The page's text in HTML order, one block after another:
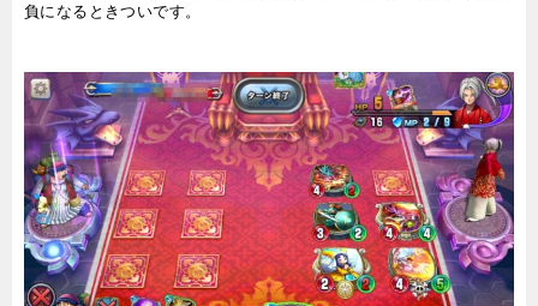
負になるときついです。